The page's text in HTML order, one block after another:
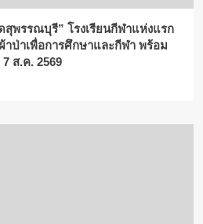
สุพรรณบุรี” โรงเรียนกีฬาแห่งแรก
ป่าเพื่อการศึกษาและกีฬา พร้อม
ส.ค. 2569